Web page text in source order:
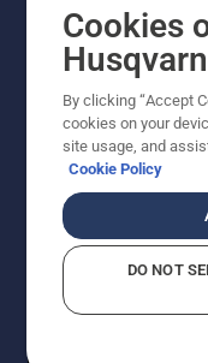
Інші сайти
Рекомендовані
Cookies
By clicking “Accept
cookies on your
site usage, and
Cookie Policy
DO NOT